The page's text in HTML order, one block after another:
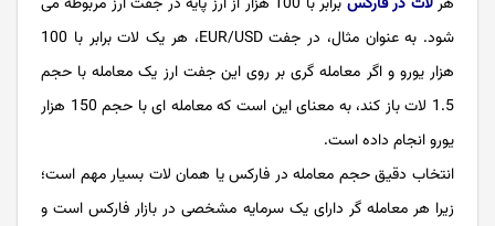
شود. به عنوان مثال، در جفت EUR/USD، هر یک لات برابر با 100
هزار یورو و اگر معامله گری بر روی این جفت ارز یک معامله با حجم
1.5 لات باز کند، به معنای این است که معامله ای با حجم 150 هزار
یورو انجام داده است.
انتخاب دقیق حجم معامله در فارکس یا همان لات بسیار مهم است؛
زیرا هر معامله گر دارای یک سرمایه مشخصی در بازار فارکس است و